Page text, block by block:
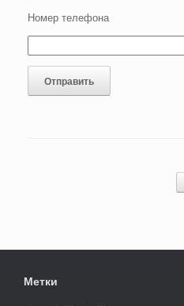
Номер телефона
Метки